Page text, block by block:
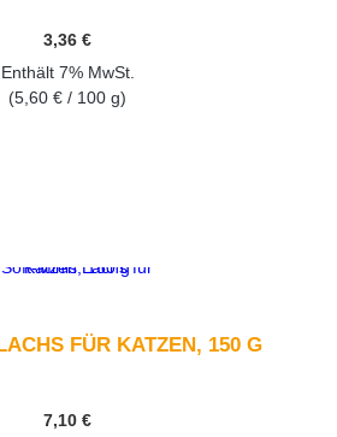
3,36 €
Enthält 7% MwSt.
(5,60 € / 100 g)
FÜR KATZEN, 150 G
7,10 €